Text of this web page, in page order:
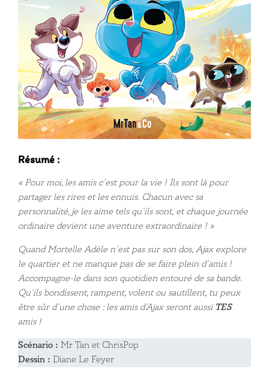
Résumé :
« Pour moi, les amis c’est pour la vie ! Ils sont là pour
partager les rires et les ennuis. Chacun avec sa
personnalité, je les aime tels qu’ils sont, et chaque journée
ordinaire devient une aventure extraordinaire ! »
Quand Mortelle Adèle n’est pas sur son dos, Ajax explore
le quartier et ne manque pas de se faire plein d’amis !
Accompagne-le dans son quotidien entouré de sa bande.
Qu’ils bondissent, rampent, volent ou sautillent, tu peux
être sûr d’une chose : les amis d’Ajax seront aussi TES
amis !
Scénario : Mr Tan et ChrisPop
Dessin : Diane Le Feyer